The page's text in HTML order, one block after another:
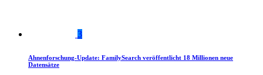
3
Ahnenforschung-Update: FamilySearch veröffentlicht 18 Millionen neue
Datensätze